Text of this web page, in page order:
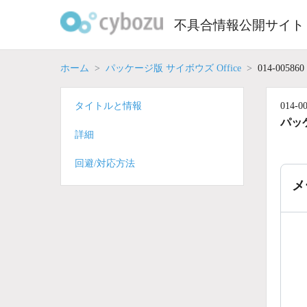
不具合情報公開サイト
ホーム パッケージ版 サイボウズ Office 014-005860
014-
パッ
タイトルと情報
詳細
回避/対応方法